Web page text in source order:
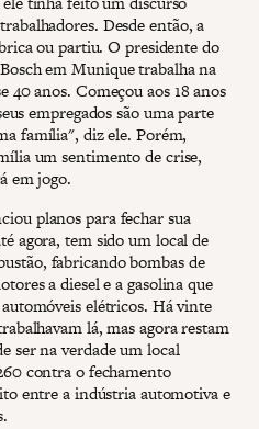
Desde então, a
ou partiu. O presidente do
em Munique trabalha na
40 anos. Começou aos 18 anos
empregados são uma parte
família", diz ele. Porém,
um sentimento de crise,
em jogo.
planos para fechar sua
agora, tem sido um local de
fabricando bombas de
a diesel e a gasolina que
elétricos. Há vinte
lá, mas agora restam
ser na verdade um local
contra o fechamento
entre a indústria automotiva e